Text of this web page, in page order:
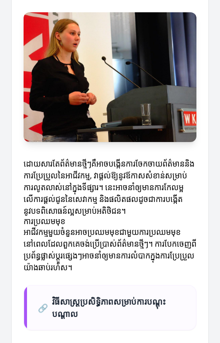
ដោយសារតែព័ត៌មានថ្មីៗគឺអាចបង្កើនការចែកចាយព័ត៌មាននិង
ការប្រែប្រួលនៃអាជីវកម្ម, វាផ្តល់ឱ្យនូវឪកាសសំខាន់សម្រាប់
ការលូតលាស់នៅក្នុងទីផ្សារ។ នេះអាចនាំឲ្យមានការកែលម្អ
លើការផ្តល់ជូននៃសេវាកម្ម និងផលិតផលដូចជាការបង្កើត
នូវបទពិសោធន៍ល្អសម្រាប់អតិថិជន។
ការប្រឈមមុខ
អាជីវកម្មមួយចំនួនអាចប្រឈមមុខជាមួយការប្រឈមមុខ
នៅពេលដែលពួកគេចង់ប្រើប្រាស់ព័ត៌មានថ្មីៗ។ ការបែកចេញពី
ប្រព័ន្ធផ្លាស់ប្តូរផ្សេងៗអាចនាំឲ្យមានការលំបាកក្នុងការប្រែប្រួល
យ៉ាងឆាប់រហ័ស។
🔗
វិធីសាស្រ្តប្រសិទ្ធិភាពសម្រាប់ការបណ្តុះ
បណ្តាល